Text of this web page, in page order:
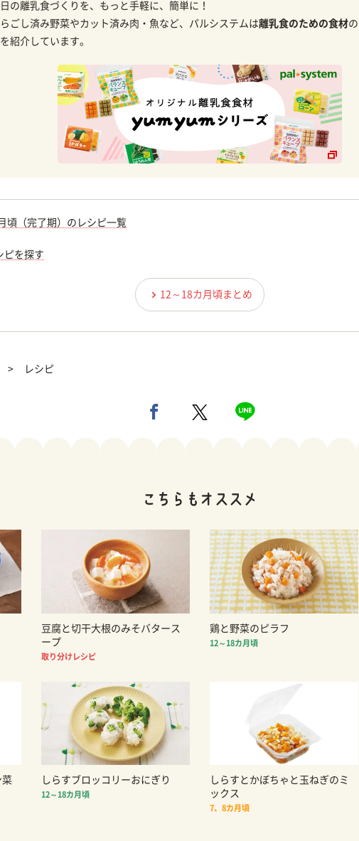
の離乳食づくりを、もっと手軽に、簡単に！
ごし済み野菜やカット済み肉・魚など、パルシステムは離乳食のための食材
紹介しています。
頃（完了期）のレシピ一覧
ピを探す
12～18カ月頃まとめ
レシピ
豆腐と切干大根のみそバタース
ープ
取り分けレシピ
鶏と野菜のピラフ
12～18カ月頃
菜
しらすブロッコリーおにぎり
12～18カ月頃
しらすとかぼちゃと玉ねぎのミ
ックス
7、8カ月頃